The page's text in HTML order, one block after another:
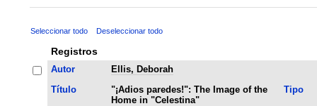
Seleccionar todo Deseleccionar todo
Registros
Autor
Ellis, Deborah
Título
"¡Adios paredes!": The Image of the
Home in "Celestina"
Tipo